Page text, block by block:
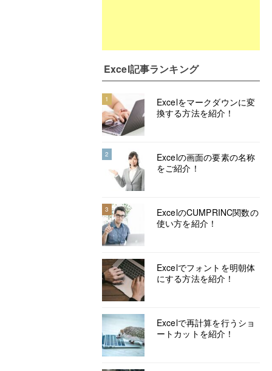
Excel記事ランキング
1
Excelをマークダウンに変
換する方法を紹介！
2
Excelの画面の要素の名称
をご紹介！
3
ExcelのCUMPRINC関数の
使い方を紹介！
Excelでフォントを明朝体
にする方法を紹介！
Excelで再計算を行うショ
ートカットを紹介！